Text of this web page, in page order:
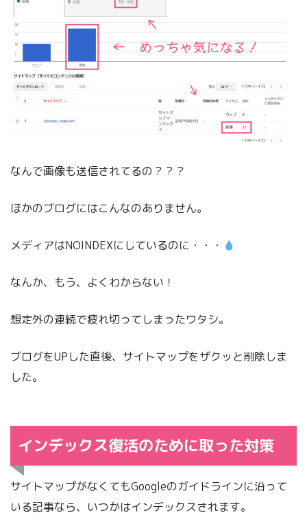
なんで画像も送信されてるの？？？
ほかのブログにはこんなのありません。
メディアはNOINDEXにしているのに・・・
なんか、もう、よくわからない！
想定外の連続で疲れ切ってしまったワタシ。
ブログをUPした直後、サイトマップをザクッと削除しま
した。
インデックス復活のために取った対策
サイトマップがなくてもGoogleのガイドラインに沿って
いる記事なら、いつかはインデックスされます。